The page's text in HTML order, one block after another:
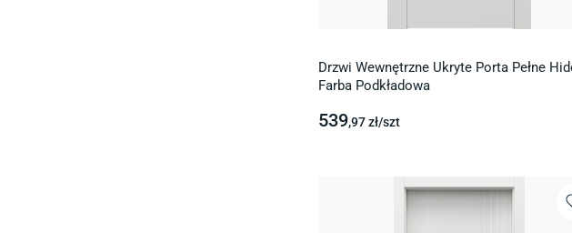
Drzwi Wewnętrzne Ukryte Porta Pełne
Farba Podkładowa
539,97zł/szt